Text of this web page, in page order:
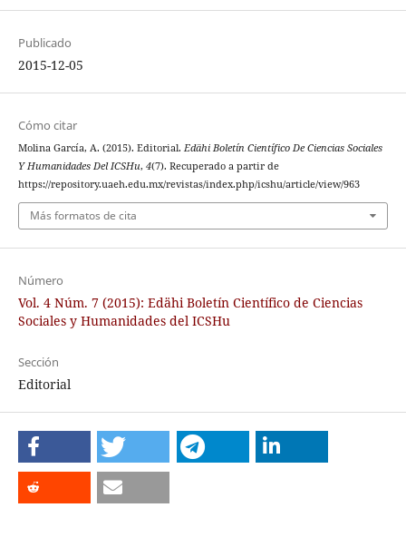
Publicado
2015-12-05
Cómo citar
Molina García, A. (2015). Editorial. Edähi Boletín Científico De Ciencias Sociales
Y Humanidades Del ICSHu, 4(7). Recuperado a partir de
https://repository.uaeh.edu.mx/revistas/index.php/icshu/article/view/963
Más formatos de cita
Número
Vol. 4 Núm. 7 (2015): Edähi Boletín Científico de Ciencias
Sociales y Humanidades del ICSHu
Sección
Editorial